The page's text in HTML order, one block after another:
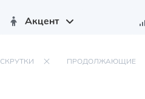
Акцент
СКРУТКИ ПРОДОЛЖАЮЩИЕ